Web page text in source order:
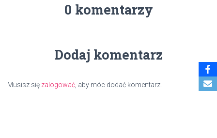
0 komentarzy
Dodaj komentarz
Musisz się zalogować , aby móc dodać komentarz.